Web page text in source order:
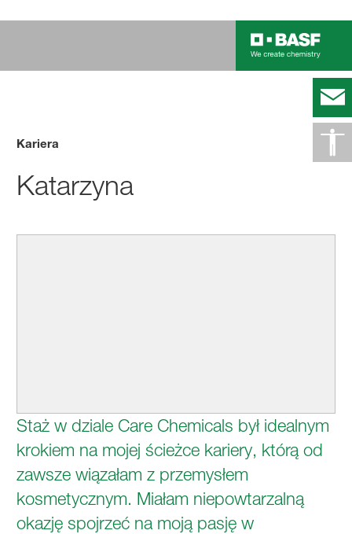
Kariera
Katarzyna
Staż w dziale Care Chemicals był idealnym
krokiem na mojej ścieżce kariery, którą od
zawsze wiązałam z przemysłem
kosmetycznym. Miałam niepowtarzalną
okazję spojrzeć na moją pasję w